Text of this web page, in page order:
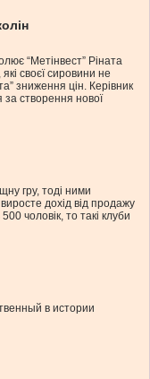
“Метінвест” Ріната
своєї сировини не
зниження цін. Керівник
створення нової
гру, тоді ними
дохід від продажу
чоловік, то такі клуби
в истории